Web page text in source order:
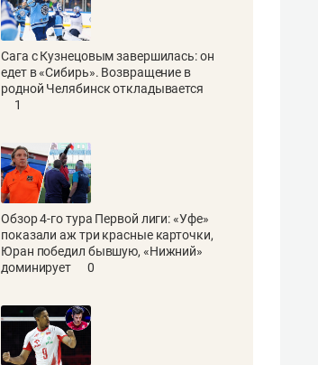
Сага с Кузнецовым завершилась: он
едет в «Сибирь». Возвращение в
родной Челябинск откладывается
1
Обзор 4-го тура Первой лиги: «Уфе»
показали аж три красные карточки,
Юран победил бывшую, «Нижний»
доминирует
0